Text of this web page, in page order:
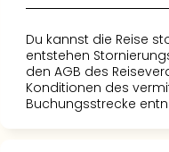
Du kannst die Reise
entstehen
den AGB des
Konditionen des
Buchungsstrecke